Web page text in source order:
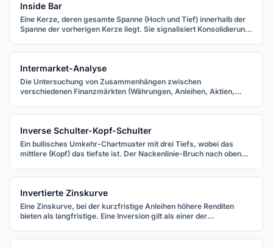
Inside Bar
Eine Kerze, deren gesamte Spanne (Hoch und Tief) innerhalb der
Spanne der vorherigen Kerze liegt. Sie signalisiert Konsolidierung
Intermarket-Analyse
Die Untersuchung von Zusammenhängen zwischen
verschiedenen Finanzmärkten (Währungen, Anleihen, Aktien,
Inverse Schulter-Kopf-Schulter
Ein bullisches Umkehr-Chartmuster mit drei Tiefs, wobei das
mittlere (Kopf) das tiefste ist. Der Nackenlinie-Bruch nach oben
Invertierte Zinskurve
Eine Zinskurve, bei der kurzfristige Anleihen höhere Renditen
bieten als langfristige. Eine Inversion gilt als einer der